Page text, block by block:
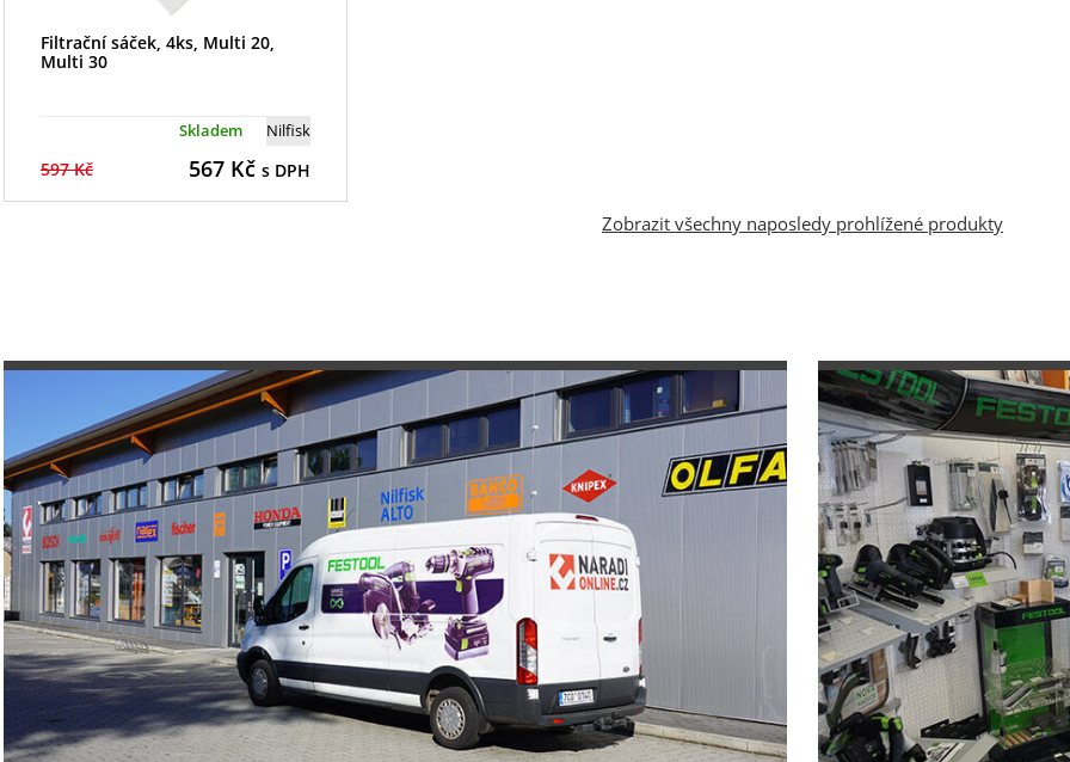
Filtrační sáček, 4ks, Multi 20,
Multi 30
Nilfisk
Skladem
597 Kč 567Kč s DPH
Zobrazit všechny naposledy prohlížené produkty